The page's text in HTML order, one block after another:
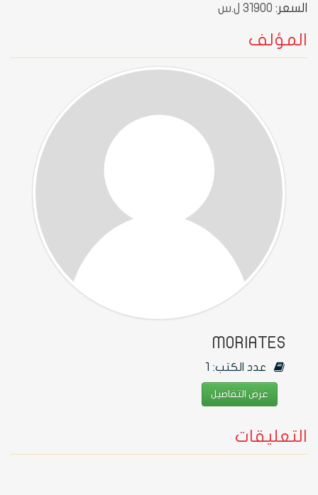
السعر: 31900 ل.س
المؤلف
MORIATES
عدد الكتب: 1
عرض التفاصيل
التعليقات